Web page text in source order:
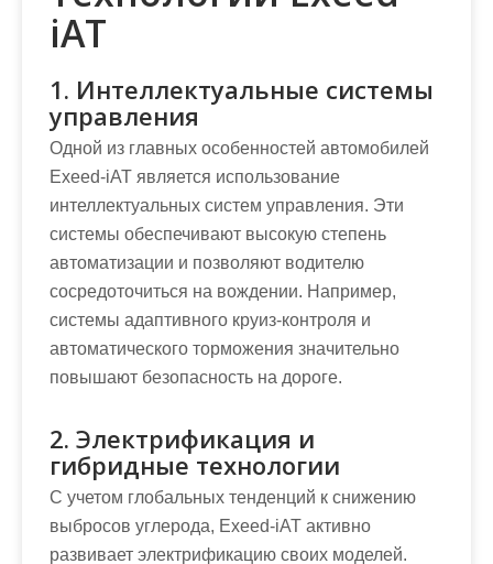
iAT
1. Интеллектуальные системы
управления
Одной из главных особенностей автомобилей
Exeed-iAT является использование
интеллектуальных систем управления. Эти
системы обеспечивают высокую степень
автоматизации и позволяют водителю
сосредоточиться на вождении. Например,
системы адаптивного круиз-контроля и
автоматического торможения значительно
повышают безопасность на дороге.
2. Электрификация и
гибридные технологии
С учетом глобальных тенденций к снижению
выбросов углерода, Exeed-iAT активно
развивает электрификацию своих моделей.